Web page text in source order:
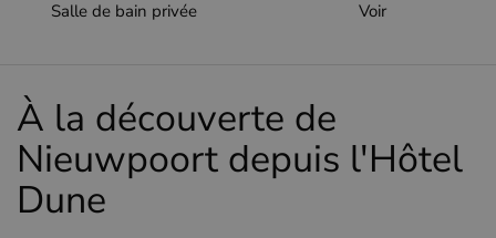
Salle de bain privée Voir
À la découverte de
Nieuwpoort depuis l'Hôtel
Dune